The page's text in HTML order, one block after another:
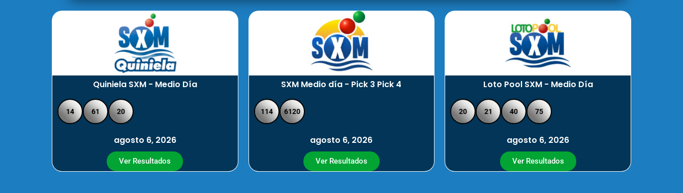
Quiniela SXM - Medio Día SXM Medio día - Pick 3 Pick 4 Loto Pool SXM - Medio Día
14 61 20
agosto 6, 2026
114 6120
agosto 6, 2026
20 21 40 75
agosto 6, 2026
Ver Resultados Ver Resultados Ver Resultados